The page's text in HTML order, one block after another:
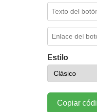
Estilo
Copiar